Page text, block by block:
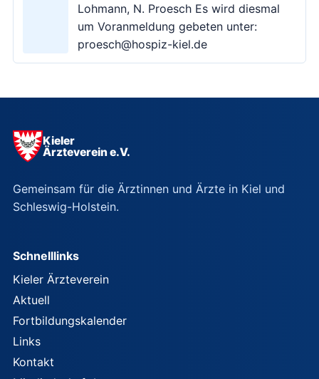
Lohmann, N. Proesch Es wird diesmal
um Voranmeldung gebeten unter:
proesch@hospiz-kiel.de
Kieler
Ärzteverein e.V.
Gemeinsam für die Ärztinnen und Ärzte in Kiel und
Schleswig-Holstein.
Schnelllinks
Kieler Ärzteverein
Aktuell
Fortbildungskalender
Links
Kontakt